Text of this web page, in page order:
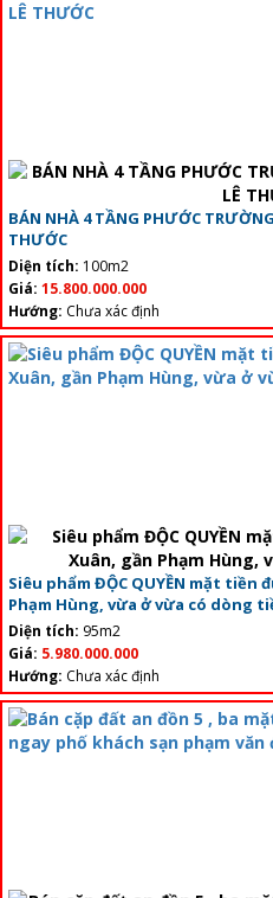
BÁN NHÀ 4 TẦNG PHƯỚC
THƯỚC
Diện tích: 100m2
Giá: 15.800.000.000
Hướng: Chưa xác định
Siêu phẩm ĐỘC QUYỀN mặt tiền
Phạm Hùng, vừa ở vừa có dòng
Diện tích: 95m2
Giá: 5.980.000.000
Hướng: Chưa xác định